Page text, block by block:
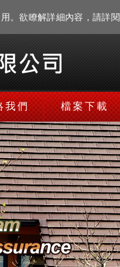
。欲瞭解詳細內容，請詳閱
我們 檔案下載